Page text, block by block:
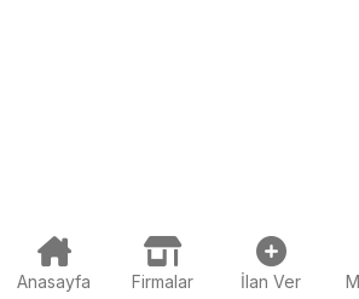
Anasayfa Firmalar İlan Ver